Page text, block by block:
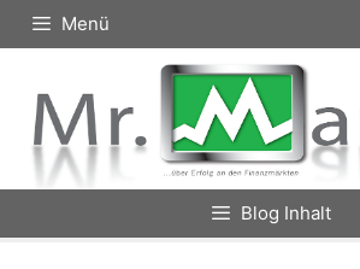
Inhalt
Menü
Blog Inhalt